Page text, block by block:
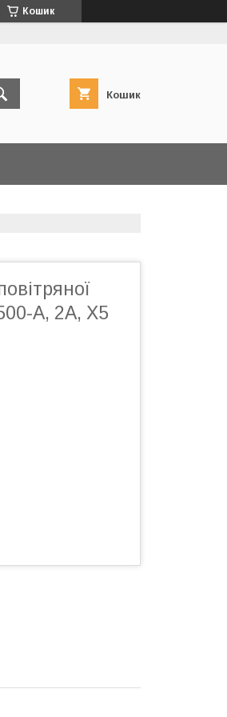
Кошик
Кошик
A, 2А, X5